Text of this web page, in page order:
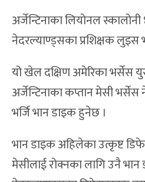
अर्जेन्टिनाका लियोनल
नेदरल्याण्ड्सका प्रशिक्षक लुइस
यो खेल दक्षिण अमेरिका भर्सेस
अर्जेन्टिनाका कप्तान मेसी
भर्जि भान डाइक हुनेछ ।
भान डाइक अहिलेका उत्कृष्ट
मेसीलाई रोक्नका लागि उनै